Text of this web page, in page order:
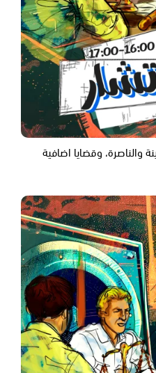
والناصرة، وقضايا اضافية